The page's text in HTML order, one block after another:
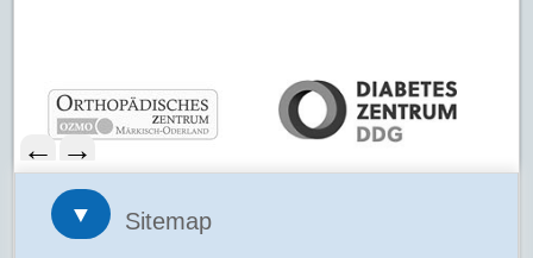
→
←
▼ Sitemap